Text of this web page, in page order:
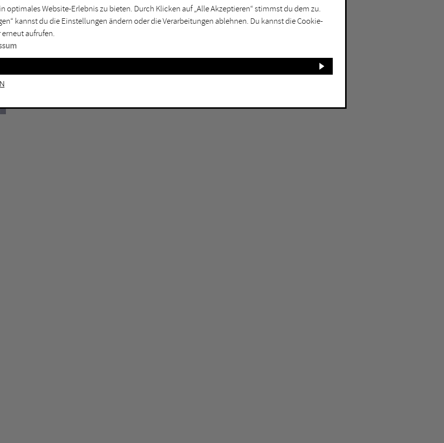
Mülheim an der Ruhr
Oberhausen
Unna
Witten
optimales Website-Erlebnis zu bieten. Durch Klicken auf „Alle Akzeptieren“ stimmst du dem zu.
kannst du die Einstellungen ändern oder die Verarbeitungen ablehnen. Du kannst die Cookie-
aufrufen.